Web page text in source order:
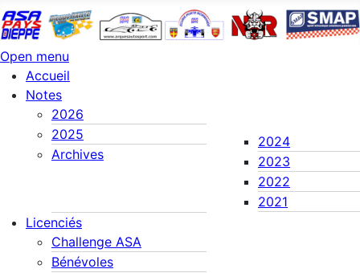
Open menu
Accueil
Notes
2026
2025
Archives
2024
2023
2022
2021
Licenciés
Challenge ASA
Bénévoles